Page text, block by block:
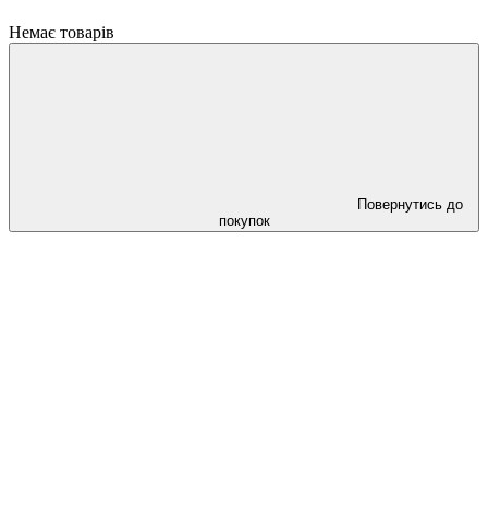
Немає товарів
Повернутись до
покупок